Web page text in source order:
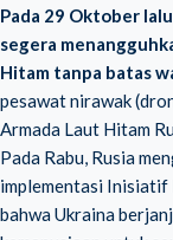
Pada 29 Oktober
segera
Hitam tanpa batas
pesawat nirawak
Armada Laut Hitam
Pada Rabu, Rusia
implementasi Inisiatif
bahwa Ukraina